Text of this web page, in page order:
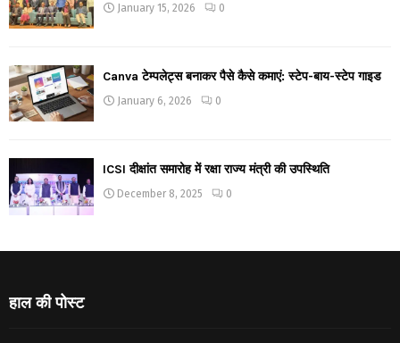
January 15, 2026 0
Canva टेम्पलेट्स बनाकर पैसे कैसे कमाएं: स्टेप-बाय-स्टेप गाइड
January 6, 2026 0
ICSI दीक्षांत समारोह में रक्षा राज्य मंत्री की उपस्थिति
December 8, 2025 0
हाल की पोस्ट